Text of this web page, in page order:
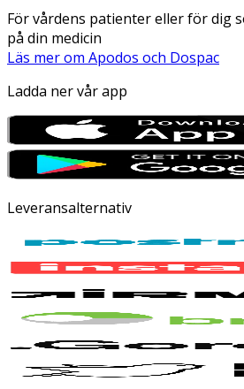
För vårdens patienter eller för dig
på din medicin
Läs mer om Apodos och Dospac
Ladda ner vår app
Leveransalternativ